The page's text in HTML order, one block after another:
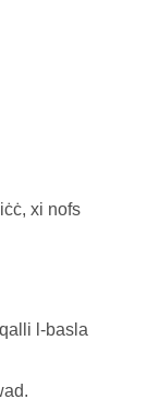
xi nofs
l-basla